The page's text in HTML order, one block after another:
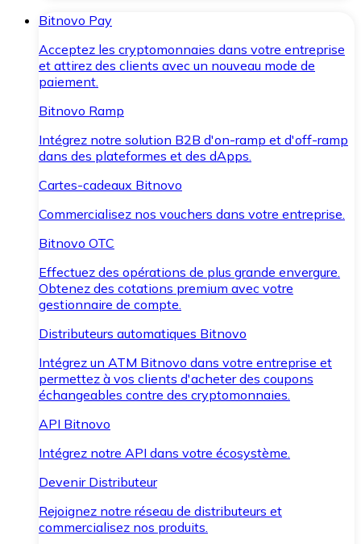
Bitnovo Pay
Acceptez les cryptomonnaies dans votre entreprise
et attirez des clients avec un nouveau mode de
paiement.
Bitnovo Ramp
Intégrez notre solution B2B d'on-ramp et d'off-ramp
dans des plateformes et des dApps.
Cartes-cadeaux Bitnovo
Commercialisez nos vouchers dans votre entreprise.
Bitnovo OTC
Effectuez des opérations de plus grande envergure.
Obtenez des cotations premium avec votre
gestionnaire de compte.
Distributeurs automatiques Bitnovo
Intégrez un ATM Bitnovo dans votre entreprise et
permettez à vos clients d'acheter des coupons
échangeables contre des cryptomonnaies.
API Bitnovo
Intégrez notre API dans votre écosystème.
Devenir Distributeur
Rejoignez notre réseau de distributeurs et
commercialisez nos produits.